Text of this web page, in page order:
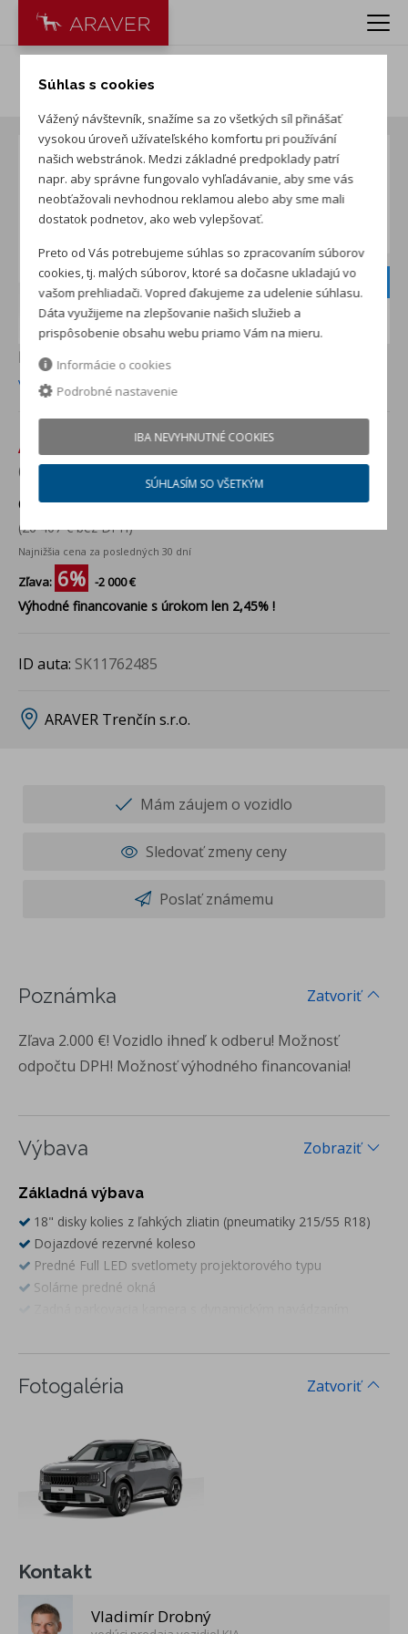
Kia Seltos 1.6 T-GDi Gold
Zimné
pneumatiky v
cene
NOVÉ AUTO NA SKLADE
Viac info
Akciová cena:30 480 €
(24 780 € bez DPH)
Cenníková cena:32 480 €
(26 407 € bez DPH)
Najnižšia cena za posledných 30 dní
Zľava: 6% -2 000 €
Výhodné financovanie s úrokom len 2,45% !
ID auta: SK11762485
ARAVER Trenčín s.r.o.
Mám záujem o vozidlo
Sledovať zmeny ceny
Poslať známemu
Zatvoriť
Poznámka
Zľava 2.000 €! Vozidlo ihneď k odberu! Možnosť
odpočtu DPH! Možnosť výhodného financovania!
Zobraziť
Výbava
Základná výbava
18" disky kolies z ľahkých zliatin (pneumatiky 215/55 R18)
Dojazdové rezervné koleso
Predné Full LED svetlomety projektorového typu
Solárne predné okná
LED denné svietenie
LED zadné svetlá
Zatmavené zadné okná
stretávacími svetlometmi)
Elektricky ovládané vyhrievané a sklopné vonkajšie spätné
zrkadlá
Elektricky sklopné vonkajšie spätné zrkadlá
Vonkajšie spätné zrkadlá lakované v čiernej lesklej farbe
Dažďový senzor
Zatvoriť
Fotogaléria
Kontakt
Vladimír Drobný
Súhlas s cookies
Vážený návštevník, snažíme sa zo všetkých síl přinášať
vysokou úroveň užívateľského komfortu pri používání
našich webstránok. Medzi základné predpoklady patrí
napr. aby správne fungovalo vyhľadávanie, aby sme vás
neobťažovali nevhodnou reklamou alebo aby sme mali
dostatok podnetov, ako web vylepšovať.
Preto od Vás potrebujeme súhlas so zpracovaním súborov
cookies, tj. malých súborov, ktoré sa dočasne ukladajú vo
vašom prehliadači. Vopred ďakujeme za udelenie súhlasu.
Dáta využijeme na zlepšovanie našich služieb a
prispôsobenie obsahu webu priamo Vám na mieru.
Informácie o cookies
Podrobné nastavenie
IBA NEVYHNUTNÉ COOKIES
SÚHLASÍM SO VŠETKÝM